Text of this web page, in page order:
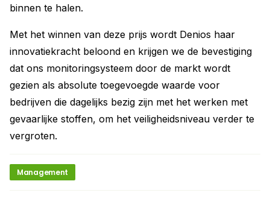
binnen te halen.
Met het winnen van deze prijs wordt Denios haar
innovatiekracht beloond en krijgen we de bevestiging
dat ons monitoringsysteem door de markt wordt
gezien als absolute toegevoegde waarde voor
bedrijven die dagelijks bezig zijn met het werken met
gevaarlijke stoffen, om het veiligheidsniveau verder te
vergroten.
Management